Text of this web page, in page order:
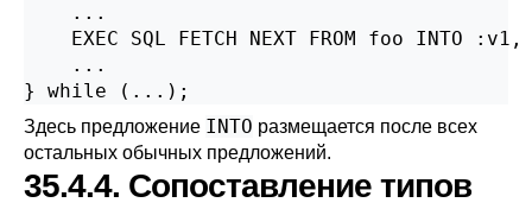
    ...
EXEC SQL FETCH NEXT FROM foo INTO :v1,
    ...
} while (...);
Здесь предложение INTO размещается после всех
остальных обычных предложений.
35.4.4. Сопоставление типов